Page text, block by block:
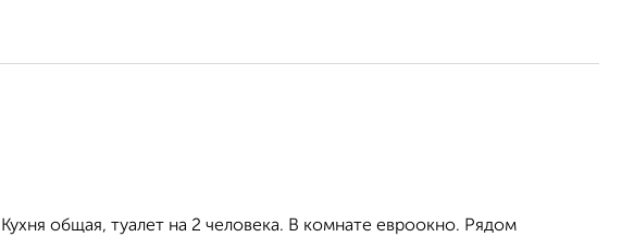
общая, туалет на 2 человека. В комнате евроокно. Рядом